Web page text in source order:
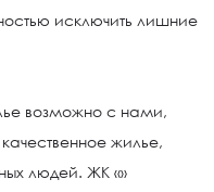
исключить лишние
возможно с нами,
жилье,
людей. ЖК «»